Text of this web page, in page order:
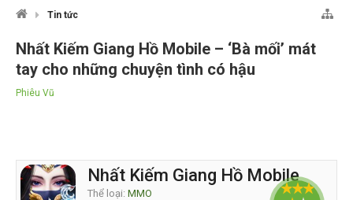
Tin tức
Nhất Kiếm Giang Hồ Mobile – ‘Bà mối’ mát
tay cho những chuyện tình có hậu
Phiêu Vũ
Nhất Kiếm Giang Hồ Mobile
Thể loại: MMO